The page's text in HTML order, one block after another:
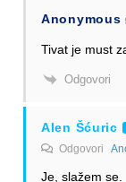
Anonymous
Tivat je must
Odgovori
Alen Šćuric
Odgovori
Je, slažem se.